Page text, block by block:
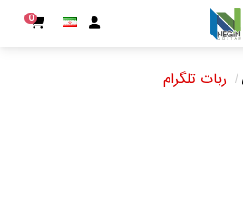
0
ربات تلگرام